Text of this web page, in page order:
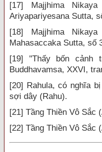
[17] Majjhima
Ariyapariyesana Sutta,
[18] Majjhima
Mahasaccaka Sutta, số
[19] "Thấy bốn cảnh
Buddhavamsa, XXVI,
[20] Rahula, có nghĩa
sợi dây (Rahu).
[21] Tầng Thiền Vô Sắc
[22] Tầng Thiền Vô Sắc